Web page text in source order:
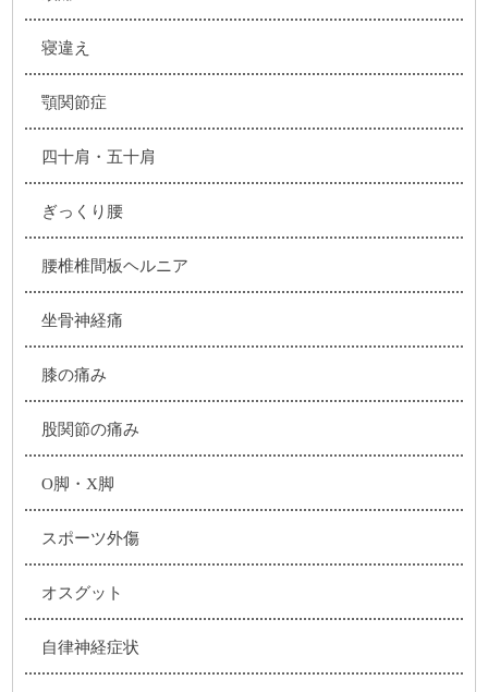
寝違え
顎関節症
四十肩・五十肩
ぎっくり腰
腰椎椎間板ヘルニア
坐骨神経痛
膝の痛み
股関節の痛み
O脚・X脚
スポーツ外傷
オスグット
自律神経症状